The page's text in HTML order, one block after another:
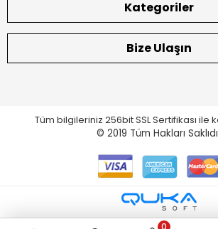
Kategoriler
Bize Ulaşın
Tüm bilgileriniz 256bit SSL Sertifikası ile
© 2019 Tüm Hakları